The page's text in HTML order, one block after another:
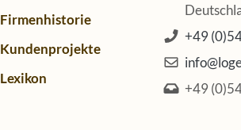
Firmenhistorie
Kundenprojekte
Lexikon
+49
+49